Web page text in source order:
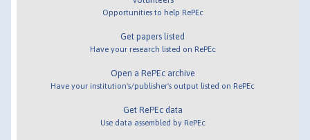
Opportunities to help RePEc
Get papers listed
Have your research listed on RePEc
Open a RePEc archive
Have your institution's/publisher's output listed on RePEc
Get RePEc data
Use data assembled by RePEc